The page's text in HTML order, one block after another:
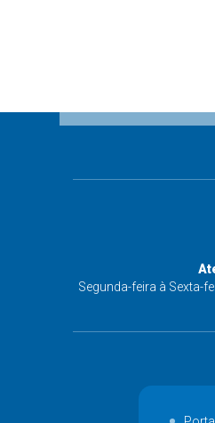
Segunda-feira à Sexta-